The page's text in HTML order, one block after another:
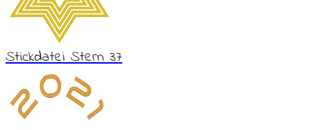
Stickdatei Stern 37